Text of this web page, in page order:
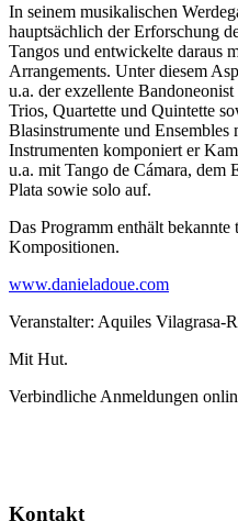
In seinem musikalischen
hauptsächlich der Erforschung
Tangos und entwickelte daraus
Arrangements. Unter diesem
u.a. der exzellente
Trios, Quartette und Quintette
Blasinstrumente und Ensembles
Instrumenten komponiert er
u.a. mit Tango de Cámara, dem
Plata sowie solo auf.
Das Programm enthält
Kompositionen.
www.danieladoue.com
Veranstalter: Aquiles Vilagrasa-
Mit Hut.
Verbindliche Anmeldungen
Kontakt